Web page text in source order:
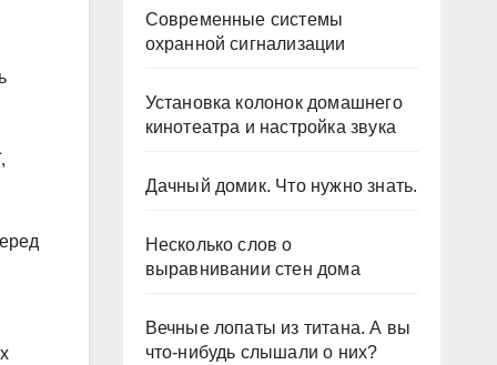
Современные системы
охранной сигнализации
Установка колонок домашнего
кинотеатра и настройка звука
Дачный домик. Что нужно знать.
Несколько слов о
выравнивании стен дома
Вечные лопаты из титана. А вы
что-нибудь слышали о них?